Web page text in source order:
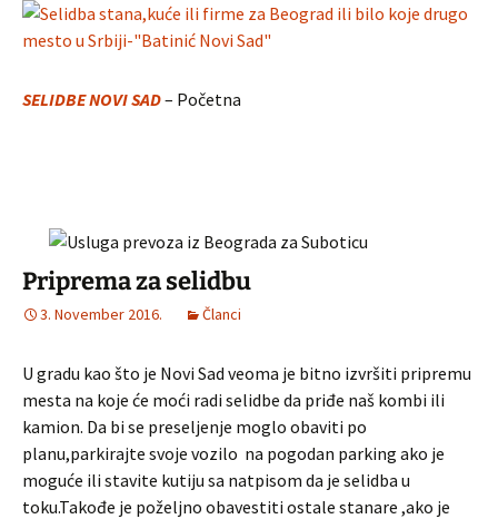
SELIDBE NOVI SAD– Početna
Priprema za selidbu
3. November 2016. Članci
U gradu kao što je Novi Sad veoma je bitno izvršiti pripremu
mesta na koje će moći radi selidbe da priđe naš kombi ili
kamion. Da bi se preseljenje moglo obaviti po
planu,parkirajte svoje vozilo na pogodan parking ako je
moguće ili stavite kutiju sa natpisom da je selidba u
toku.Takođe je poželjno obavestiti ostale stanare ,ako je